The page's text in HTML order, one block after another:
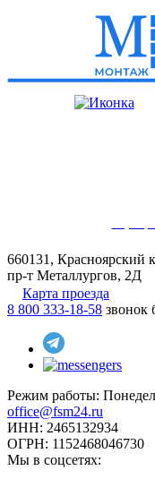
660131, Красноярский
пр-т Металлургов, 2Д
Карта проезда
8 800 333-18-58 звонок
Режим работы:
office@fsm24.ru
ИНН: 2465132934
ОГРН: 1152468046730
Мы в соцсетях: